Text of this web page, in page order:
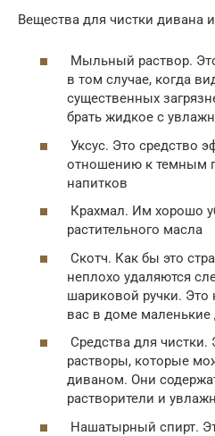
Вещества для чистки дивана
Мыльный раствор.
в том случае, когда
существенных
брать жидкое с
Уксус. Это средство
отношению к темным
напитков
Крахмал. Им хорошо
растительного масла
Скотч. Как бы это
неплохо удаляются
шариковой ручки. Это
вас в доме маленькие
Средства для
растворы, которые
диваном. Они
растворители и
Нашатырный спирт.